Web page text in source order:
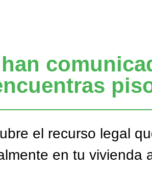
han
el recurso legal
en tu vivienda